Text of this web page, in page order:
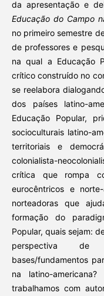
da apresentação e
Educação do Campo
no primeiro semestre
de professores e
na qual a Educação
crítico construído no
se reelabora
dos países latino-
Educação Popular,
socioculturais latino-
territoriais e
colonialista-
crítica que rompa
eurocêntricos e
norteadoras que
formação do
Popular, quais sejam:
perspectiva de
bases/fundamentos
na latino-
trabalhamos com